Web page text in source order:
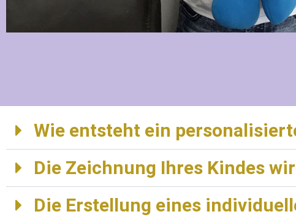
Wie entsteht ein
Die Zeichnung Ihres Kindes
Die Erstellung eines